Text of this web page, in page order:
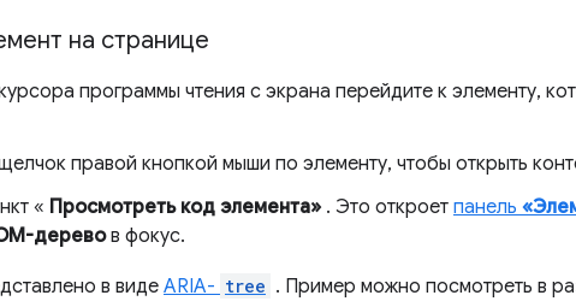
на странице
программы чтения с экрана перейдите к элементу,
правой кнопкой мыши по элементу, чтобы открыть
« Просмотреть код элемента» . Это откроет панель
деревов фокус.
в виде ARIA- tree . Пример можно посмотреть в